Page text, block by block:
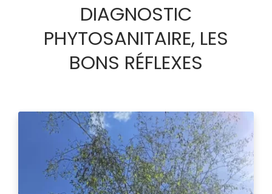
DIAGNOSTIC
PHYTOSANITAIRE, LES
BONS RÉFLEXES